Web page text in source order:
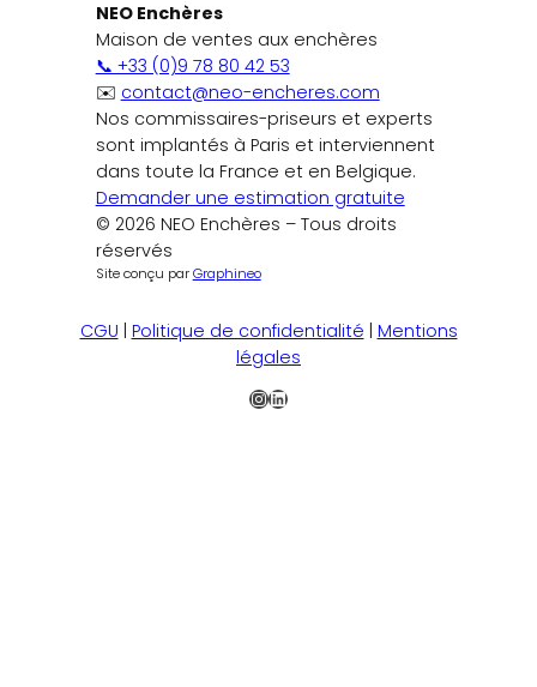
NEO Enchères
Maison de ventes aux enchères
📞 +33 (0)9 78 80 42 53
✉️ contact@neo-encheres.com
Nos commissaires-priseurs et experts
sont implantés à Paris et interviennent
dans toute la France et en Belgique.
Demander une estimation gratuite
© 2026 NEO Enchères – Tous droits
réservés
Site conçu parGraphineo
CGU Politique de confidentialité Mentions
légales
Instagram
LinkedIn